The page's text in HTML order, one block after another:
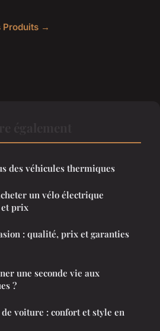
Produits →
des véhicules thermiques
un vélo électrique
et prix
: qualité, prix et garanties
une seconde vie aux
?
voiture : confort et style en